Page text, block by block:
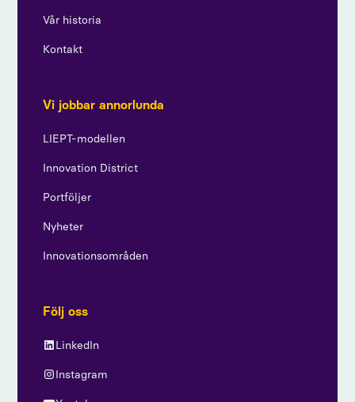
Vår historia
Kontakt
Vi jobbar annorlunda
LIEPT-modellen
Innovation District
Portföljer
Nyheter
Innovationsområden
Följ oss
LinkedIn
Instagram